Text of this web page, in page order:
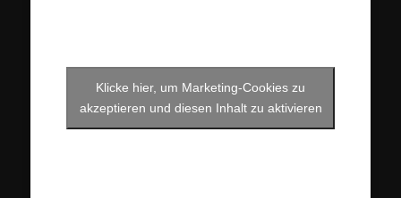
Klicke hier, um Marketing-Cookies zu
akzeptieren und diesen Inhalt zu aktivieren